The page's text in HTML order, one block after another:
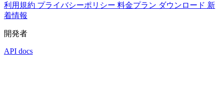
利用規約 プライバシーポリシー 料金プラン ダウンロード 新
着情報
開発者
API docs